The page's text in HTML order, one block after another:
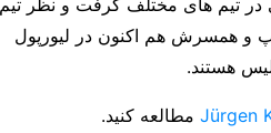
و همسرش هم اکنون در لیورپول
هستند.
مطالعه کنید.